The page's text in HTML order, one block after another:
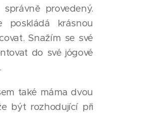
provedený.
krásnou
Snažím se své
do své jógové
také máma dvou
být rozhodující při